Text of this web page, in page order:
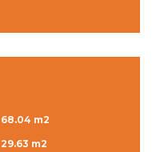
68.04 m2
29.63 m2